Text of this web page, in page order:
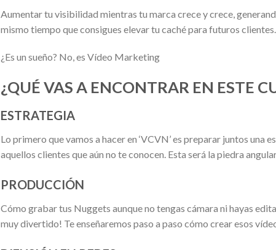
Aumentar tu visibilidad mientras tu marca crece y crece,
mismo tiempo que consigues elevar tu caché para futuros clientes.
¿Es un sueño? No, es Vídeo Marketing
¿QUÉ VAS A ENCONTRAR EN ESTE
ESTRATEGIA
Lo primero que vamos a hacer en ‘VCVN’ es preparar juntos una
aquellos clientes que aún no te conocen. Esta será la piedra
PRODUCCIÓN
Cómo grabar tus Nuggets aunque no tengas cámara ni hayas
muy divertido! Te enseñaremos paso a paso cómo crear esos